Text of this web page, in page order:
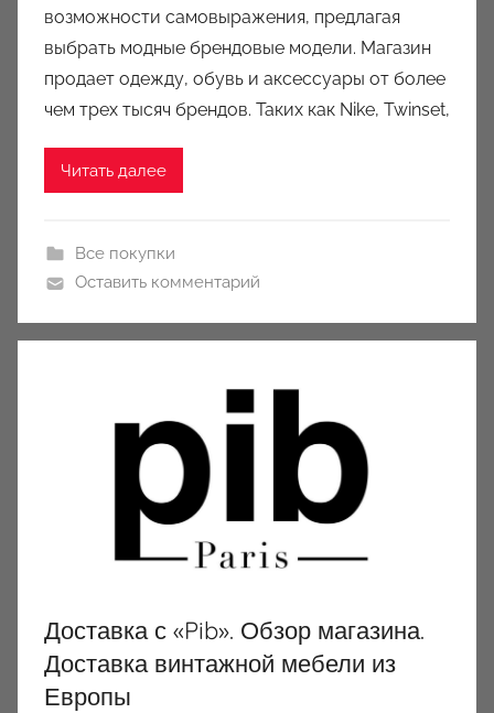
a
u
k
c
возможности самовыражения, предлагая
выбрать модные брендовые модели. Магазин
продает одежду, обувь и аксессуары от более
чем трех тысяч брендов. Таких как Nike, Twinset,
Читать далее
Все покупки
Оставить комментарий
Доставка с «Pib». Обзор магазина.
Доставка винтажной мебели из
Европы